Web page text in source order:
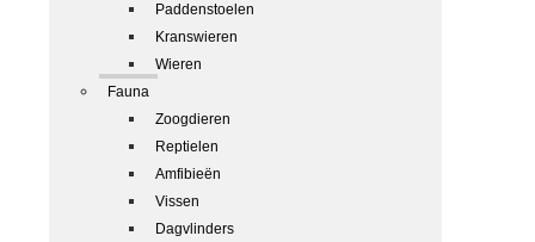
Paddenstoelen
Kranswieren
Wieren
Fauna
Zoogdieren
Reptielen
Amfibieën
Vissen
Dagvlinders